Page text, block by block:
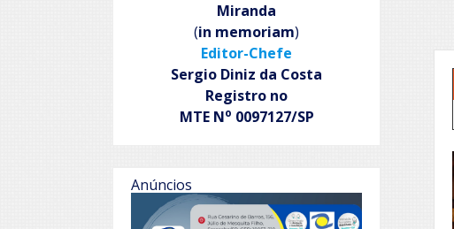
Miranda
(in memoriam)
Editor-Chefe
Sergio Diniz da Costa
Registro no
MTE No 0097127/SP
Anúncios